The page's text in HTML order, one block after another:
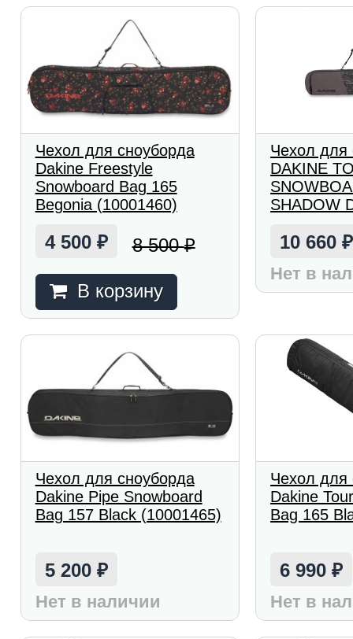
Чехол для сноуборда
Dakine Freestyle
Snowboard Bag 165
Begonia (10001460)
4 500 ₽ 8 500₽
В корзину
Чехол для
DAKINE
SHADOW
10 660₽
Нет в
Чехол для сноуборда
Dakine Pipe Snowboard
Bag 157 Black (10001465)
5 200 ₽
Нет в наличии
Чехол для
Dakine
Bag 165
6 990₽
Нет в